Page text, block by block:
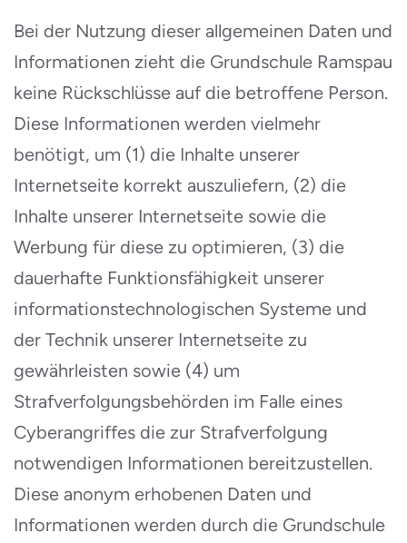
Bei der Nutzung dieser allgemeinen Daten und
Informationen zieht die Grundschule Ramspau
keine Rückschlüsse auf die betroffene Person.
Diese Informationen werden vielmehr
benötigt, um (1) die Inhalte unserer
Internetseite korrekt auszuliefern, (2) die
Inhalte unserer Internetseite sowie die
Werbung für diese zu optimieren, (3) die
dauerhafte Funktionsfähigkeit unserer
informationstechnologischen Systeme und
der Technik unserer Internetseite zu
gewährleisten sowie (4) um
Strafverfolgungsbehörden im Falle eines
Cyberangriffes die zur Strafverfolgung
notwendigen Informationen bereitzustellen.
Diese anonym erhobenen Daten und
Informationen werden durch die Grundschule